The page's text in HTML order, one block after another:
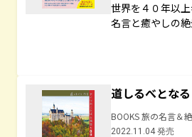
世界を４０年以
名言と癒やしの
道しるべとな
BOOKS 旅の名言＆
2022.11.04 発売